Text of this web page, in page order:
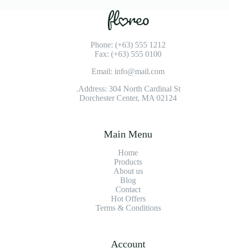
Phone: (+63) 555 1212
Fax: (+63) 555 0100
Email: info@mail.com
Address: 304 North Cardinal St.
Dorchester Center, MA 02124
Main Menu
Home
Products
About us
Blog
Contact
Hot Offers
Terms & Conditions
Account